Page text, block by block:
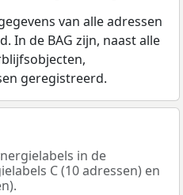
van alle adressen
In de BAG zijn, naast alle
geregistreerd.
in de
C (10 adressen) en